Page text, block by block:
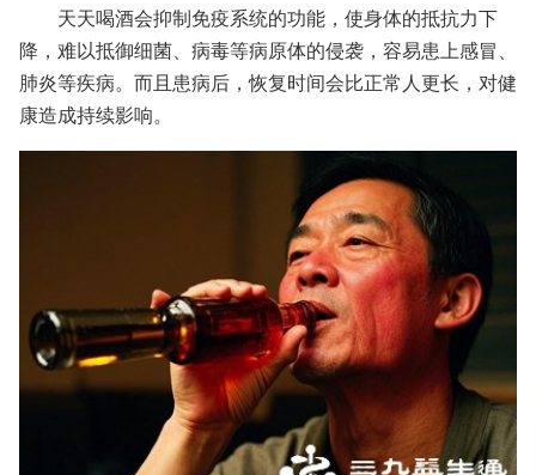
天天喝酒会抑制免疫系统的功能，使身体的抵抗力下
降，难以抵御细菌、病毒等病原体的侵袭，容易患上感冒、
肺炎等疾病。而且患病后，恢复时间会比正常人更长，对健
康造成持续影响。